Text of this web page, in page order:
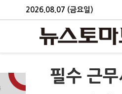
2026.08.07 (금요일)
필수 근